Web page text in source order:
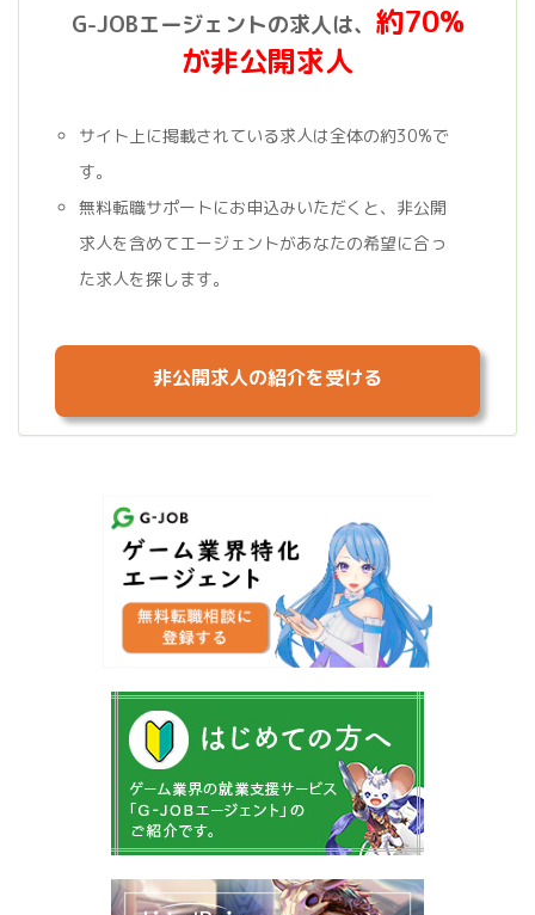
G-JOBエージェントの求人は、 約70%
が非公開求人
サイト上に掲載されている求人は全体の約30%で
す。
無料転職サポートにお申込みいただくと、非公開
求人を含めてエージェントがあなたの希望に合っ
た求人を探します。
非公開求人の紹介を受ける